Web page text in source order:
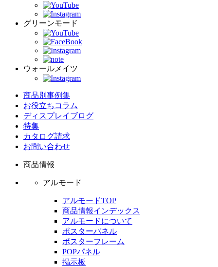
グリーンモード
ウォールメイツ
商品別事例集
お役立ちコラム
ディスプレイブログ
特集
カタログ請求
お問い合わせ
商品情報
アルモード
アルモードTOP
商品情報インデックス
アルモードについて
ポスターパネル
ポスターフレーム
POPパネル
掲示板